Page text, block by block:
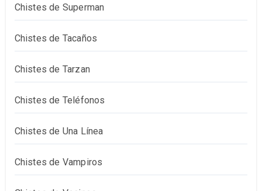
Chistes de Superman
Chistes de Tacaños
Chistes de Tarzan
Chistes de Teléfonos
Chistes de Una Línea
Chistes de Vampiros